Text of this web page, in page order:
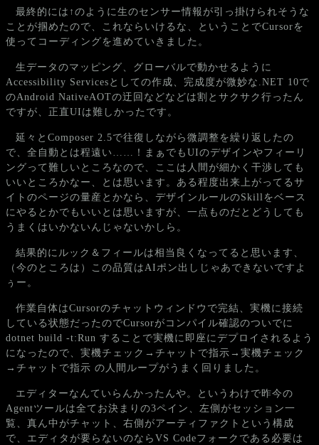
最終的には↑のように生のセンサー情報が引っ掛けられそうな
ことが掴めたので、これならいけるな、ということでCursorを
使ってコーディングを進めていきました。
生データのマッピング、グローバルで動かせるように
Accessibility Servicesとしての作成、完成度が微妙な.NET 10で
のAndroid NativeAOTの迂回などなどは割とサクサク行ったん
ですが、正直UIは難しかったです。
延々とComposer 2.5で往復しながら微調整を繰り返したの
で、全自動とは程遠い……！まぁでもUIのデザインやフィーリ
ングって難しいところなので、ここは人間が細かく干渉しても
いいところかなー、とは思います。ある程度出来上がってるサ
イトのページの量産とかなら、デザインルールのSkillをベース
にやるとかでもいいとは思いますが、一点ものだとどうしても
うまくはいかないんじゃないかしら。
結果的にルック＆フィールは相当良くなってると思います、
（今のところは）この品質はAIポン出しじゃあできないですよ
ぅー。
作業自体はCursorのチャットウィンドウで完結、実機に接続
している状態だったのでCursorがコンパイル確認のついでに
dotnet build -t:Run することで実機に即座にデプロイされるよう
になったので、実機チェック→チャットで指示→実機チェック
→チャットで指示 の人間ループがうまく回りました。
エディターなんていらんかったんや。というわけで昨今の
Agentツールは全てお決まりの3ペイン、左側がセッション一
覧、真ん中がチャット、右側がアーティファクトという構成
で、エディタが要らないのならVS Codeフォークである必要は